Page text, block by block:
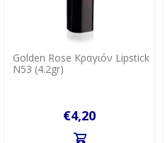
Golden Rose Κραγιόν Lipstick
N53 (4.2gr)
€4,20